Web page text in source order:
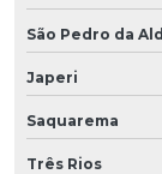
São Pedro da
Japeri
Saquarema
Três Rios